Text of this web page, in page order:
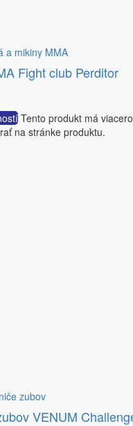
a mikiny MMA
Fight club Perditor
Tento produkt má
na stránke produktu.
zubov
VENUM